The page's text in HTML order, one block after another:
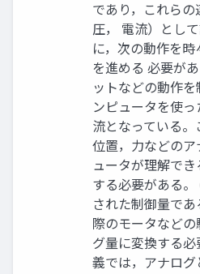
であり，これら
圧， 電流）とし
に，次の動作を
を進める 必要が
ットなどの動作
ンピュータを使
流となっている
位置，力などの
ュータが理解で
する必要がある
された制御量で
際のモータなど
グ量に変換する
義では，アナロ